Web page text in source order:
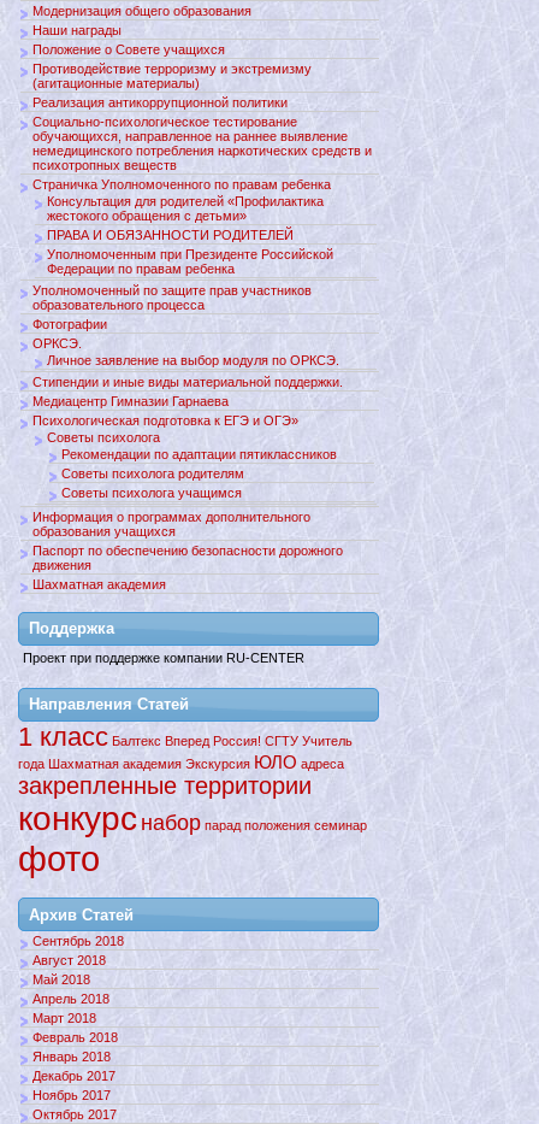
Модернизация общего образования
Наши награды
Положение о Совете учащихся
Противодействие терроризму и экстремизму
(агитационные материалы)
Реализация антикоррупционной политики
Социально-психологическое тестирование
обучающихся, направленное на раннее выявление
немедицинского потребления наркотических средств и
психотропных веществ
Страничка Уполномоченного по правам ребенка
Консультация для родителей «Профилактика
жестокого обращения с детьми»
ПРАВА И ОБЯЗАННОСТИ РОДИТЕЛЕЙ
Уполномоченным при Президенте Российской
Федерации по правам ребенка
Уполномоченный по защите прав участников
образовательного процесса
Фотографии
ОРКСЭ.
Личное заявление на выбор модуля по ОРКСЭ.
Стипендии и иные виды материальной поддержки.
Медиацентр Гимназии Гарнаева
Психологическая подготовка к ЕГЭ и ОГЭ»
Советы психолога
Рекомендации по адаптации пятиклассников
Советы психолога родителям
Советы психолога учащимся
Информация о программах дополнительного
образования учащихся
Паспорт по обеспечению безопасности дорожного
движения
Шахматная академия
Поддержкa
Проект при поддержке компании RU-CENTER
Направления Статей
1 класс Балтекс Вперед Россия! СГТУ Учитель
года Шахматная академия Экскурсия ЮЛО адреса
закрепленные территории
конкурс набор парад положения семинар
фото
Архив Статей
Сентябрь 2018
Август 2018
Май 2018
Апрель 2018
Март 2018
Февраль 2018
Январь 2018
Декабрь 2017
Ноябрь 2017
Октябрь 2017